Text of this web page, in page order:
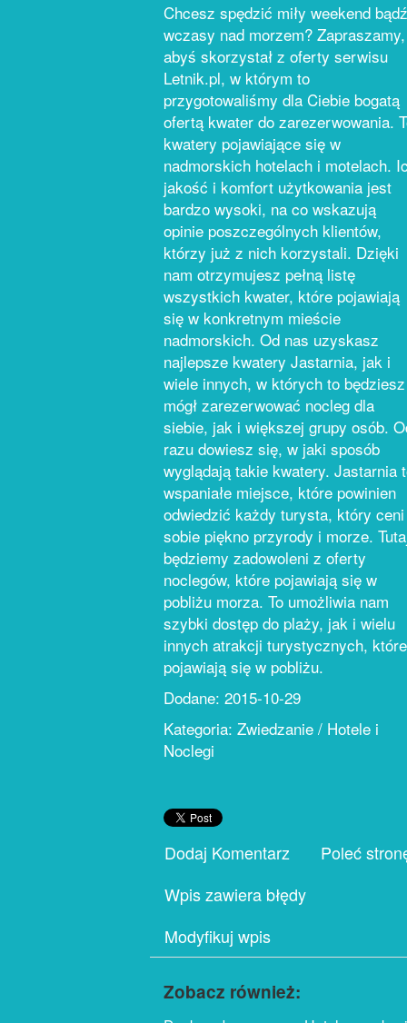
Chcesz spędzić miły weekend bądź
wczasy nad morzem? Zapraszamy,
abyś skorzystał z oferty serwisu
Letnik.pl, w którym to
przygotowaliśmy dla Ciebie bogatą
ofertą kwater do zarezerwowania.
kwatery pojawiające się w
nadmorskich hotelach i motelach.
jakość i komfort użytkowania jest
bardzo wysoki, na co wskazują
opinie poszczególnych klientów,
którzy już z nich korzystali. Dzięki
nam otrzymujesz pełną listę
wszystkich kwater, które pojawiają
się w konkretnym mieście
nadmorskich. Od nas uzyskasz
najlepsze kwatery Jastarnia, jak i
wiele innych, w których to będziesz
mógł zarezerwować nocleg dla
siebie, jak i większej grupy osób.
razu dowiesz się, w jaki sposób
wyglądają takie kwatery. Jastarnia
wspaniałe miejsce, które powinien
odwiedzić każdy turysta, który ceni
sobie piękno przyrody i morze.
będziemy zadowoleni z oferty
noclegów, które pojawiają się w
pobliżu morza. To umożliwia nam
szybki dostęp do plaży, jak i wielu
innych atrakcji turystycznych, które
pojawiają się w pobliżu.
Dodane: 2015-10-29
Kategoria: Zwiedzanie / Hotele i
Noclegi
Dodaj Komentarz
Poleć
Wpis zawiera błędy
Modyfikuj wpis
Zobacz również: